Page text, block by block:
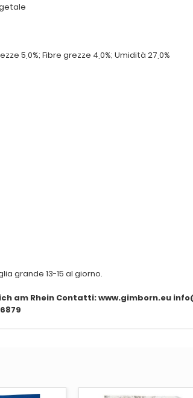
5,0%; Fibre grezze 4,0%; Umidità 27,0%
grande 13-15 al giorno.
am Rhein Contatti: www.gimborn.eu